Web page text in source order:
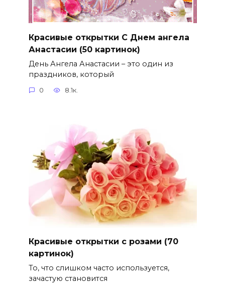
Красивые открытки С Днем ангела
Анастасии (50 картинок)
День Ангела Анастасии – это один из
праздников, который
0 8.1к.
Красивые открытки с розами (70
картинок)
То, что слишком часто используется,
зачастую становится